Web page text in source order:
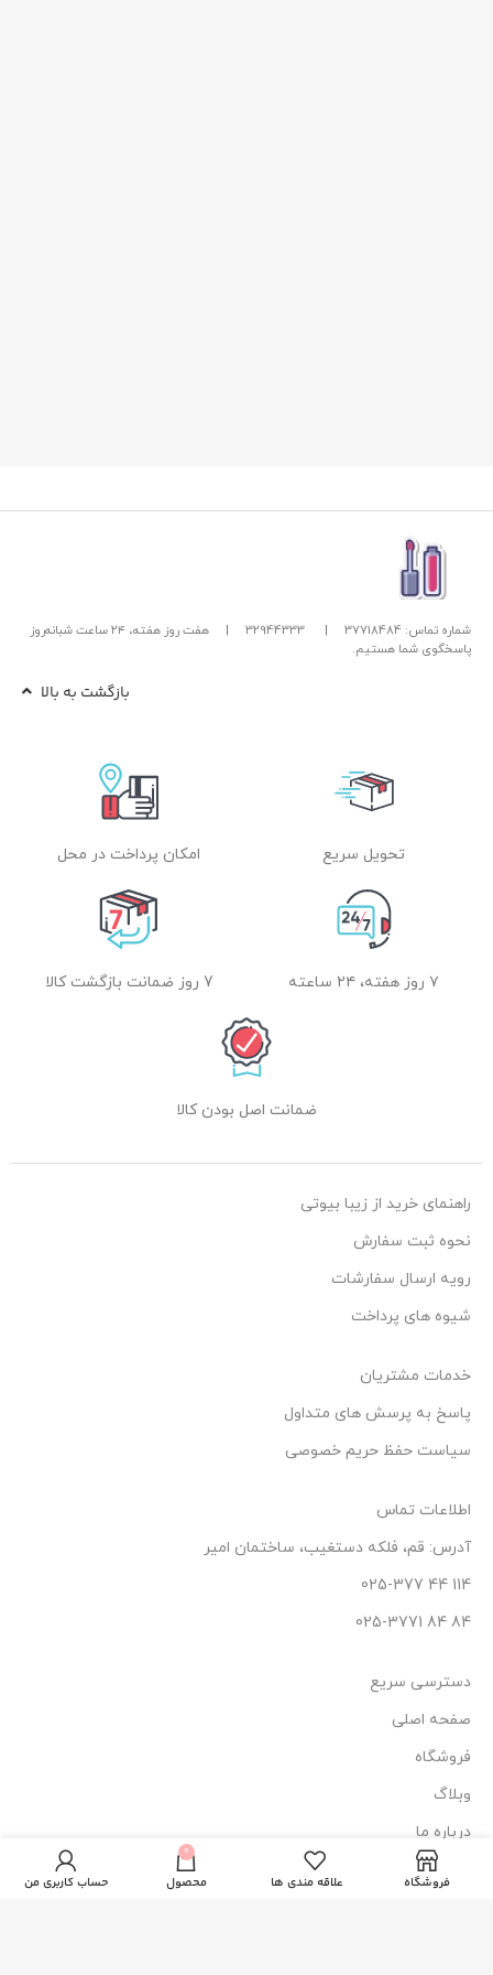
شماره تماس: 37718484 |
32944333
|
هفت روز هفته، ۲۴ ساعت شبانه‌روز
پاسخگوی شما هستیم.
بازگشت به بالا
تحویل سریع امکان پرداخت در محل
۷ روز هفته، ۲۴ ساعته 7 روز ضمانت بازگشت کالا
ضمانت اصل بودن کالا
راهنمای خرید از زیبا بیوتی
نحوه ثبت سفارش
رویه ارسال سفارشات
شیوه های پرداخت
خدمات مشتریان
پاسخ به پرسش های متداول
سیاست حفظ حریم خصوصی
اطلاعات تماس
آدرس: قم، فلکه دستغیب، ساختمان امیر
114 44 025-377
84 84 025-3771
دسترسی سریع
صفحه اصلی
فروشگاه
وبلاگ
درباره ما
تماس با ما
مردانه رویال مدل470.000 ناموجود
فروشگاه علاقه مندی ها
0
محصول حساب کاربری من